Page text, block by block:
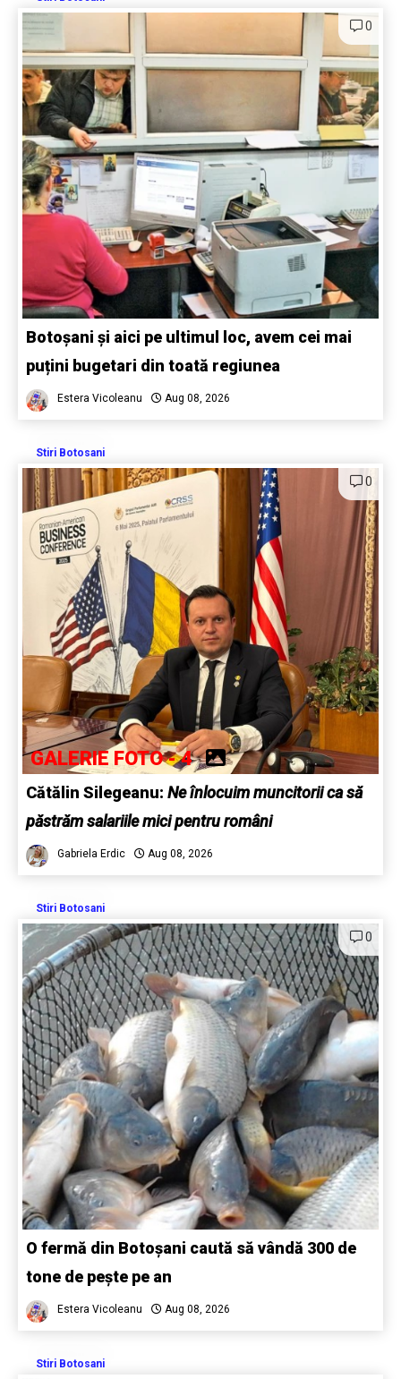
0
Botoșani și aici pe ultimul loc, avem cei mai
puțini bugetari din toată regiunea
Estera Vicoleanu Aug 08, 2026
Stiri Botosani
0
GALERIE FOTO - 4
Cătălin Silegeanu: Ne înlocuim muncitorii ca să
păstrăm salariile mici pentru români
Gabriela Erdic Aug 08, 2026
Stiri Botosani
0
O fermă din Botoșani caută să vândă 300 de
tone de pește pe an
Estera Vicoleanu Aug 08, 2026
Stiri Botosani